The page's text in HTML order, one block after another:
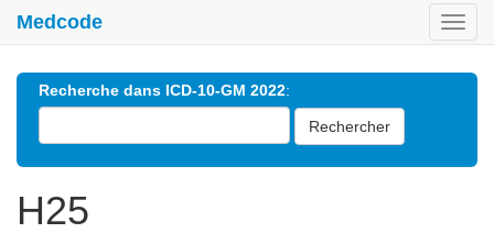
Medcode
Recherche dans ICD-10-GM 2022:
Rechercher
H25